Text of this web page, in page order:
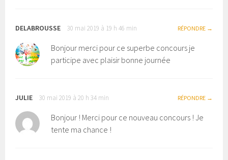
DELABROUSSE 30 mai 2019 à 19 h 46 min RÉPONDRE
Bonjour merci pour ce superbe concours je
participe avec plaisir bonne journée
JULIE 30 mai 2019 à 20 h 34 min RÉPONDRE
Bonjour ! Merci pour ce nouveau concours ! Je
tente ma chance !